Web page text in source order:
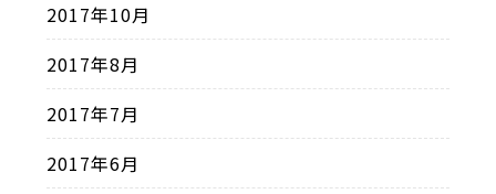
2017年10月
2017年8月
2017年7月
2017年6月